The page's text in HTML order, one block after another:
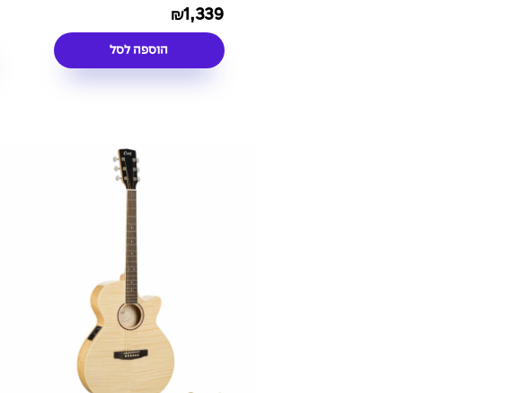
₪1,339
הוספה לסל